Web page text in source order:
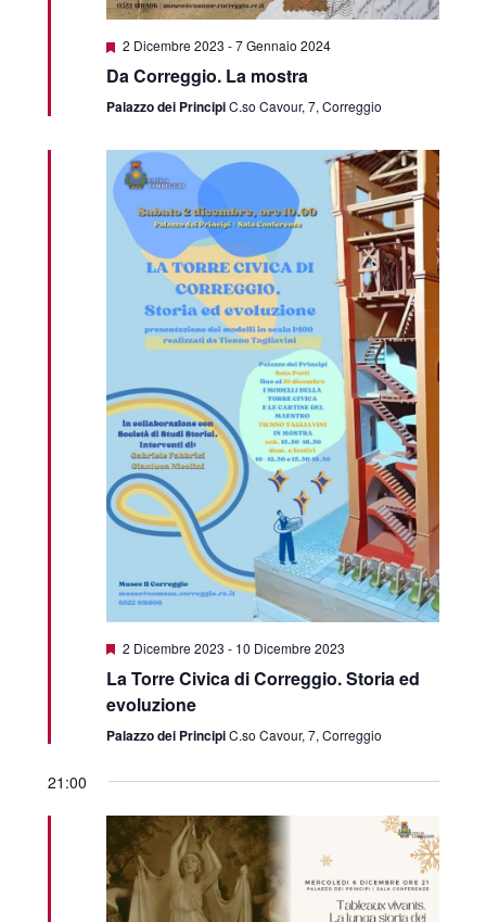
Featured
2 Dicembre 2023 -7 Gennaio 2024
Da Correggio. La mostra
Palazzo dei PrincipiC.so Cavour, 7, Correggio
Featured
2 Dicembre 2023 - 10 Dicembre 2023
La Torre Civica di Correggio. Storia ed
evoluzione
Palazzo dei PrincipiC.so Cavour, 7, Correggio
21:00